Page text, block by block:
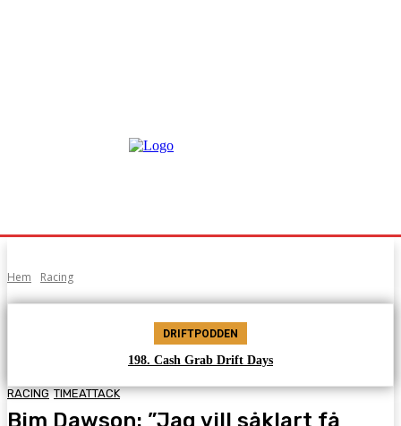
Hem Racing
DRIFTPODDEN
198. Cash Grab Drift Days
RACING TIMEATTACK
Bim Dawson: ”Jag vill såklart få